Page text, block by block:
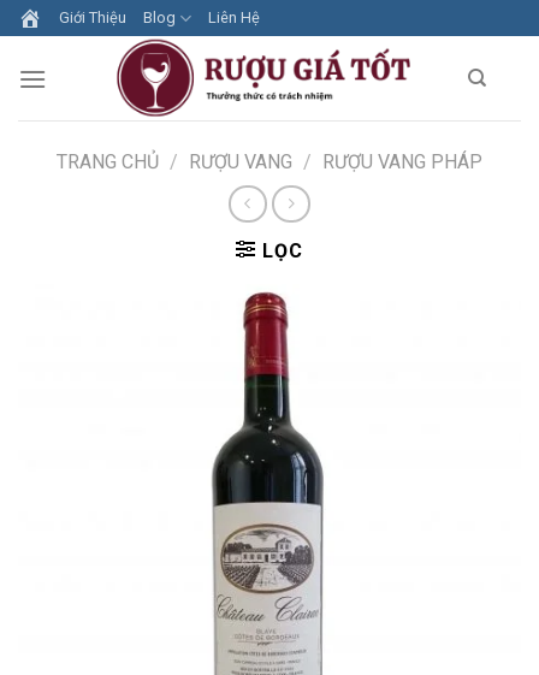
Skip
to
content
Giới Thiệu Blog Liên Hệ
TRANG CHỦ / RƯỢU VANG / RƯỢU VANG PHÁP
LỌC